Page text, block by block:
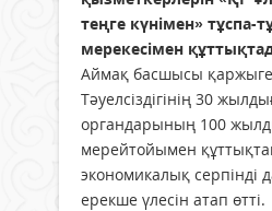
теңге күнімен» тұспа-
мерекесімен
Аймақ басшысы
Тәуелсіздігінің 30
органдарының 100
мерейтойымен
экономикалық серпінді
ерекше үлесін атап өтті.